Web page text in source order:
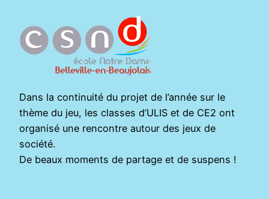
Dans la continuité du projet de l’année sur le
thème du jeu, les classes d’ULIS et de CE2 ont
organisé une rencontre autour des jeux de
société.
De beaux moments de partage et de suspens !